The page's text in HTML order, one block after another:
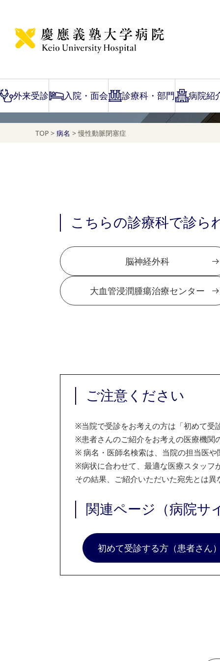
外来受診 入院・面会 診療科・部門 病院紹
Disease Name Search
TOP > 病名 >慢性動脈閉塞症
こちらの診療科で診ら
脳神経外科
大血管浸潤腫瘍治療センター
ご注意ください
※当院で受診をお考えの方は「初めて
※患者さんのご紹介をお考えの医療機
※病名・医師名検索は、当院の担当医
※病状に合わせて、最適な医療スタッフ
その結果、ご紹介いただいた宛先とは
関連ページ（病院サ
初めて受診する方（患者さん